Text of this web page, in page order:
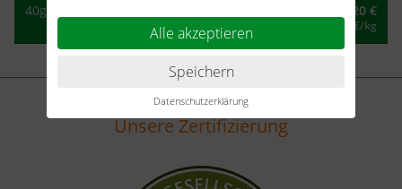
40g
80,00 €/kg
3,20 €
64,00 €/kg
Unsere Zertifizierung
Alle akzeptieren
Speichern
Datenschutzerklärung